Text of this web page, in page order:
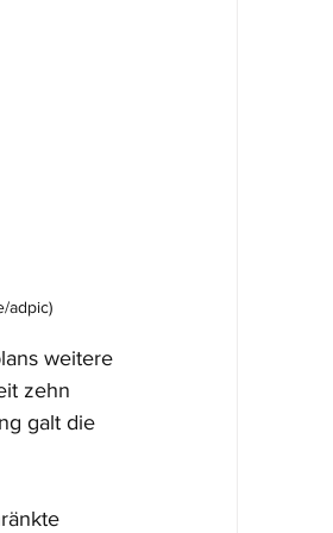
adpic)
weitere
zehn
galt die